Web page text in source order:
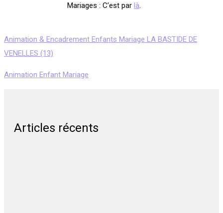
Mariages : C’est par là.
Animation & Encadrement Enfants Mariage LA BASTIDE DE
VENELLES (13)
Animation Enfant Mariage
Articles récents